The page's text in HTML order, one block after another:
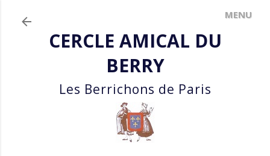
CERCLE AMICAL DU
BERRY
Les Berrichons de Paris